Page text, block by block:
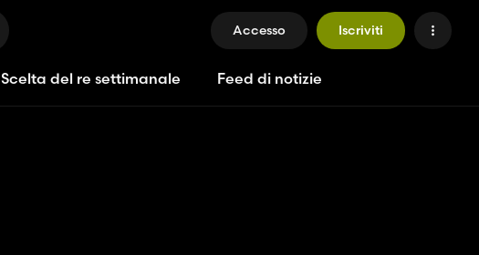
Accesso Iscriviti
Scelta del re settimanale Feed di notizie